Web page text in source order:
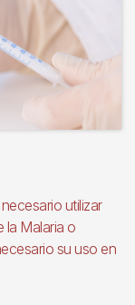
utilizar
la Malaria o
su uso en